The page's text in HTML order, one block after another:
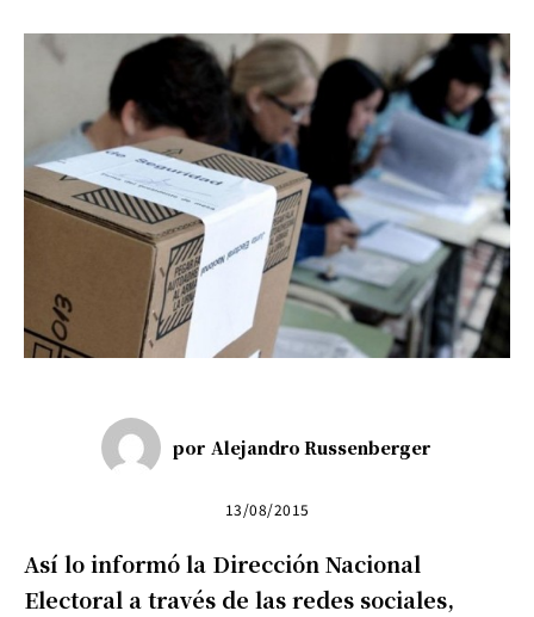
por Alejandro Russenberger
13/08/2015
Así lo informó la Dirección Nacional
Electoral a través de las redes sociales,